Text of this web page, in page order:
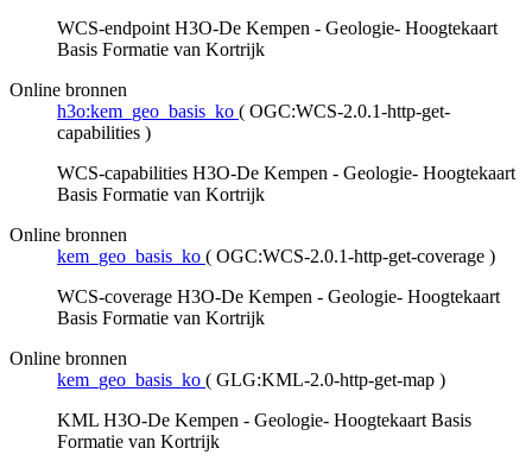
WCS-endpoint H3O-De Kempen - Geologie- Hoogtekaart
Basis Formatie van Kortrijk
Online bronnen
h3o:kem_geo_basis_ko ( OGC:WCS-2.0.1-http-get-
capabilities )
WCS-capabilities H3O-De Kempen - Geologie- Hoogtekaart
Basis Formatie van Kortrijk
Online bronnen
kem_geo_basis_ko ( OGC:WCS-2.0.1-http-get-coverage )
WCS-coverage H3O-De Kempen - Geologie- Hoogtekaart
Basis Formatie van Kortrijk
Online bronnen
kem_geo_basis_ko ( GLG:KML-2.0-http-get-map )
KML H3O-De Kempen - Geologie- Hoogtekaart Basis
Formatie van Kortrijk